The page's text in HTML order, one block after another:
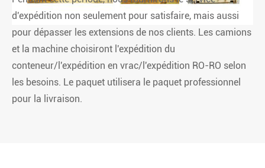
d'expédition non seulement pour satisfaire, mais aussi
pour dépasser les extensions de nos clients. Les camions
et la machine choisiront l'expédition du
conteneur/l'expédition en vrac/l'expédition RO-RO selon
les besoins. Le paquet utilisera le paquet professionnel
pour la livraison.